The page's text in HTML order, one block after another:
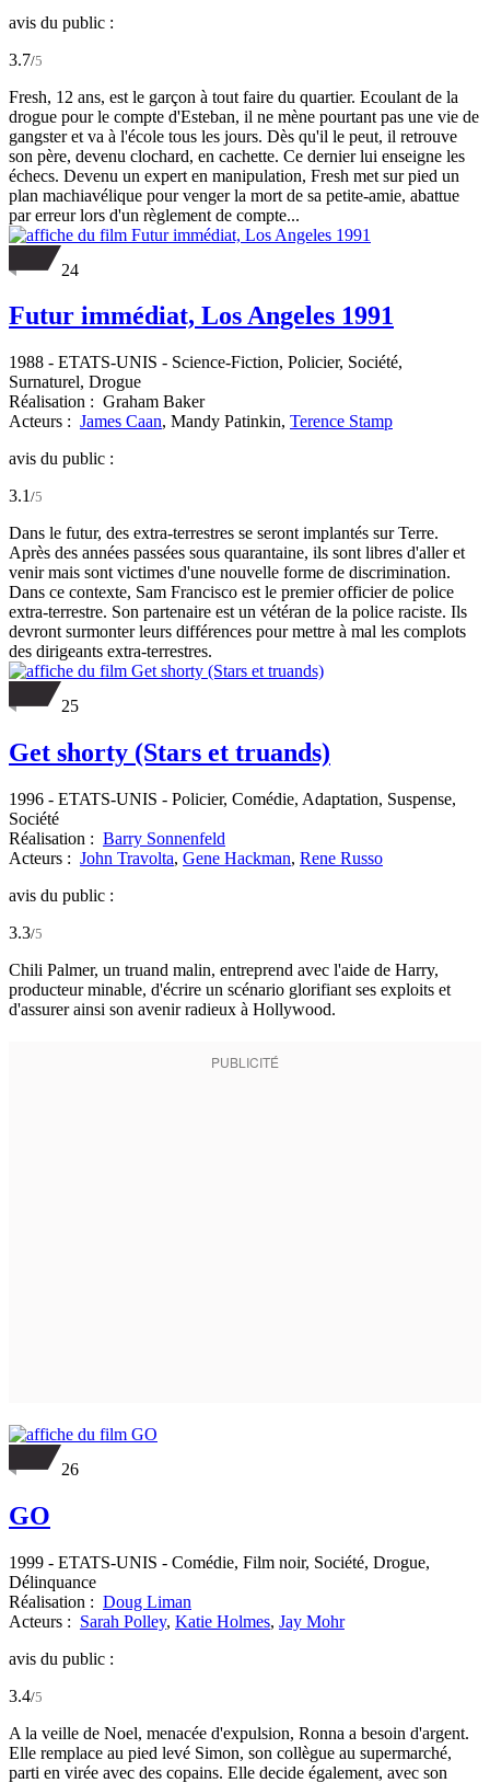
avis du public :
3.7/5
Fresh, 12 ans, est le garçon à tout faire du quartier. Ecoulant de la
drogue pour le compte d'Esteban, il ne mène pourtant pas une vie de
gangster et va à l'école tous les jours. Dès qu'il le peut, il retrouve
son père, devenu clochard, en cachette. Ce dernier lui enseigne les
échecs. Devenu un expert en manipulation, Fresh met sur pied un
plan machiavélique pour venger la mort de sa petite-amie, abattue
par erreur lors d'un règlement de compte...
24
Futur immédiat, Los Angeles 1991
1988 - ETATS-UNIS - Science-Fiction, Policier, Société,
Surnaturel, Drogue
Réalisation : Graham Baker
Acteurs : James Caan, Mandy Patinkin, Terence Stamp
avis du public :
3.1 /5
Dans le futur, des extra-terrestres se seront implantés sur Terre.
Après des années passées sous quarantaine, ils sont libres d'aller et
venir mais sont victimes d'une nouvelle forme de discrimination.
Dans ce contexte, Sam Francisco est le premier officier de police
extra-terrestre. Son partenaire est un vétéran de la police raciste. Ils
devront surmonter leurs différences pour mettre à mal les complots
des dirigeants extra-terrestres.
25
Get shorty (Stars et truands)
1996 - ETATS-UNIS - Policier, Comédie, Adaptation, Suspense,
Société
Réalisation : Barry Sonnenfeld
Acteurs : John Travolta, Gene Hackman, Rene Russo
avis du public :
3.3/5
Chili Palmer, un truand malin, entreprend avec l'aide de Harry,
producteur minable, d'écrire un scénario glorifiant ses exploits et
d'assurer ainsi son avenir radieux à Hollywood.
26
GO
1999 - ETATS-UNIS - Comédie, Film noir, Société, Drogue,
Délinquance
Réalisation : Doug Liman
Acteurs : Sarah Polley, Katie Holmes, Jay Mohr
avis du public :
3.4/5
A la veille de Noel, menacée d'expulsion, Ronna a besoin d'argent.
Elle remplace au pied levé Simon, son collègue au supermarché,
parti en virée avec des copains. Elle decide également, avec son